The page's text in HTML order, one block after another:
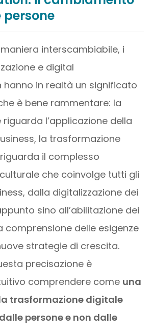
interscambiabile, i
e digital
in realtà un significato
è bene rammentare: la
l’applicazione della
la trasformazione
il complesso
che coinvolge tutti gli
dalla digitalizzazione dei
sino all’abilitazione dei
comprensione delle esigenze
strategie di crescita.
precisazione è
comprendere come una
trasformazione digitale
persone e non dalle